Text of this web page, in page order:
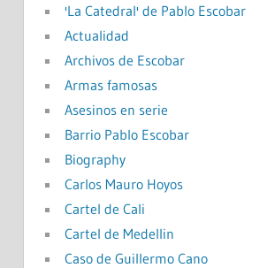
'La Catedral' de Pablo Escobar
Actualidad
Archivos de Escobar
Armas famosas
Asesinos en serie
Barrio Pablo Escobar
Biography
Carlos Mauro Hoyos
Cartel de Cali
Cartel de Medellin
Caso de Guillermo Cano